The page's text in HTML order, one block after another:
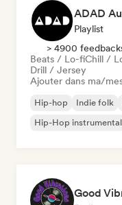
ADAD
Playlist
> 4900
Beats / Lo-fiChill /
Drill / Jersey
Ajouter dans ma/
Hip-hop Indie folk
Hip-Hop instrumental
Good